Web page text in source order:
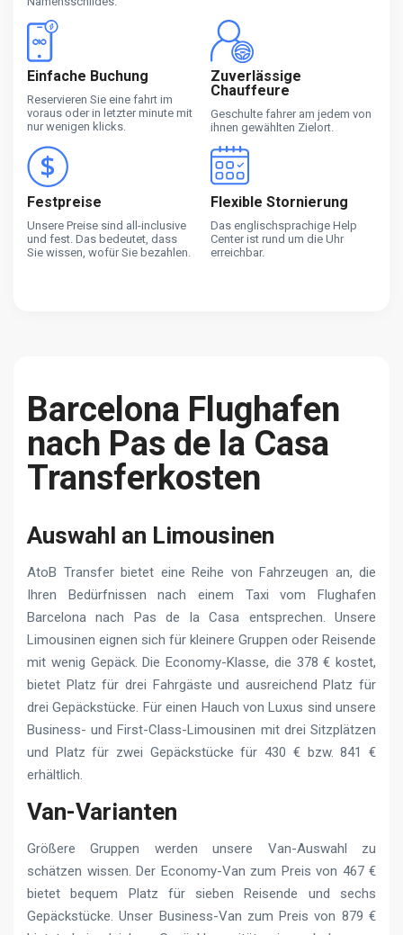
Einfache Buchung
Reservieren Sie eine fahrt im
voraus oder in letzter minute mit
nur wenigen klicks.
Zuverlässige
Chauffeure
Geschulte fahrer am jedem von
ihnen gewählten Zielort.
Festpreise
Unsere Preise sind all-inclusive
und fest. Das bedeutet, dass
Sie wissen, wofür Sie bezahlen.
Flexible Stornierung
Das englischsprachige Help
Center ist rund um die Uhr
erreichbar.
Barcelona Flughafen
nach Pas de la Casa
Transferkosten
Auswahl an Limousinen
AtoB Transfer bietet eine Reihe von Fahrzeugen an, die
Ihren Bedürfnissen nach einem Taxi vom Flughafen
Barcelona nach Pas de la Casa entsprechen. Unsere
Limousinen eignen sich für kleinere Gruppen oder Reisende
mit wenig Gepäck. Die Economy-Klasse, die 378 € kostet,
bietet Platz für drei Fahrgäste und ausreichend Platz für
drei Gepäckstücke. Für einen Hauch von Luxus sind unsere
Business- und First-Class-Limousinen mit drei Sitzplätzen
und Platz für zwei Gepäckstücke für 430 € bzw. 841 €
erhältlich.
Van-Varianten
Größere Gruppen werden unsere Van-Auswahl zu
schätzen wissen. Der Economy-Van zum Preis von 467 €
bietet bequem Platz für sieben Reisende und sechs
Gepäckstücke. Unser Business-Van zum Preis von 879 €